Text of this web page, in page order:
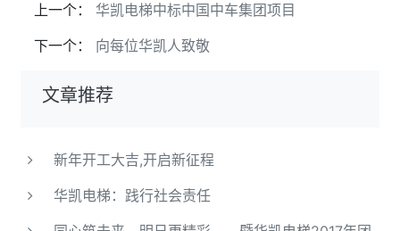
上一个： 华凯电梯中标中国中车集团项目
下一个： 向每位华凯人致敬
文章推荐
新年开工大吉,开启新征程
华凯电梯：践行社会责任